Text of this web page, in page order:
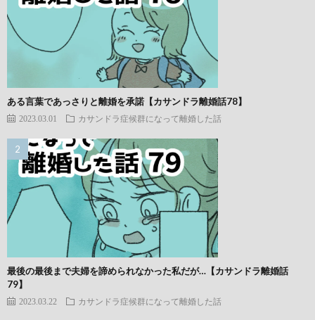
ある言葉であっさりと離婚を承諾【カサンドラ離婚話78】
2023.03.01 カサンドラ症候群になって離婚した話
最後の最後まで夫婦を諦められなかった私だが…【カサンドラ離婚話
79】
2023.03.22 カサンドラ症候群になって離婚した話